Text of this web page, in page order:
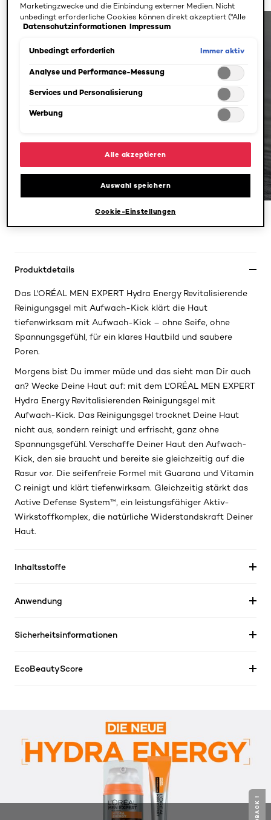
Produktdetails
Das L'ORÉAL MEN EXPERT Hydra Energy Revitalisierende
Reinigungsgel mit Aufwach-Kick klärt die Haut
tiefenwirksam mit Aufwach-Kick – ohne Seife, ohne
Spannungsgefühl, für ein klares Hautbild und saubere
Poren.
Morgens bist Du immer müde und das sieht man Dir auch
an? Wecke Deine Haut auf: mit dem L'ORÉAL MEN EXPERT
Hydra Energy Revitalisierenden Reinigungsgel mit
Aufwach-Kick. Das Reinigungsgel trocknet Deine Haut
nicht aus, sondern reinigt und erfrischt, ganz ohne
Spannungsgefühl. Verschaffe Deiner Haut den Aufwach-
Kick, den sie braucht und bereite sie gleichzeitig auf die
Rasur vor. Die seifenfreie Formel mit Guarana und Vitamin
C reinigt und klärt tiefenwirksam. Gleichzeitig stärkt das
Active Defense System™, ein leistungsfähiger Aktiv-
Wirkstoffkomplex, die natürliche Widerstandskraft Deiner
Haut.
Inhaltsstoffe
Anwendung
Sicherheitsinformationen
EcoBeautyScore
Marketingzwecke und die Einbindung externer Medien. Nicht
unbedingt erforderliche Cookies können direkt akzeptiert ("Alle
akzeptieren") oder abgelehnt ("Ohne Einwilligung fortfahren")
ebenfalls möglich und speicherbar ("Auswahl speichern"). Die
angepasst werden. Für weitere Informationen s. unsere
Datenschutzinformationen Impressum
Unbedingt erforderlich Immer aktiv
Analyse und Performance-Messung
Services und Personalisierung
Werbung
Alle akzeptieren
Auswahl speichern
Cookie-Einstellungen